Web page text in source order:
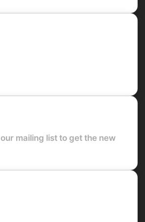
mailing list to get the new